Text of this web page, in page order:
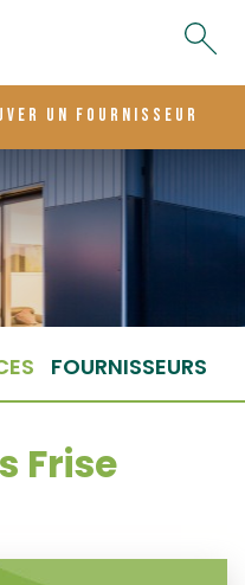
un fournisseur
FOURNISSEURS
Frise